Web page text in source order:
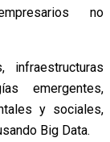
no
infraestructuras
emergentes,
y sociales,
Big Data.